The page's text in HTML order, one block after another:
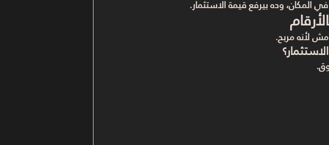
المكان، وده بيرفع قيمة الاستثمار.
لأنه مربح.